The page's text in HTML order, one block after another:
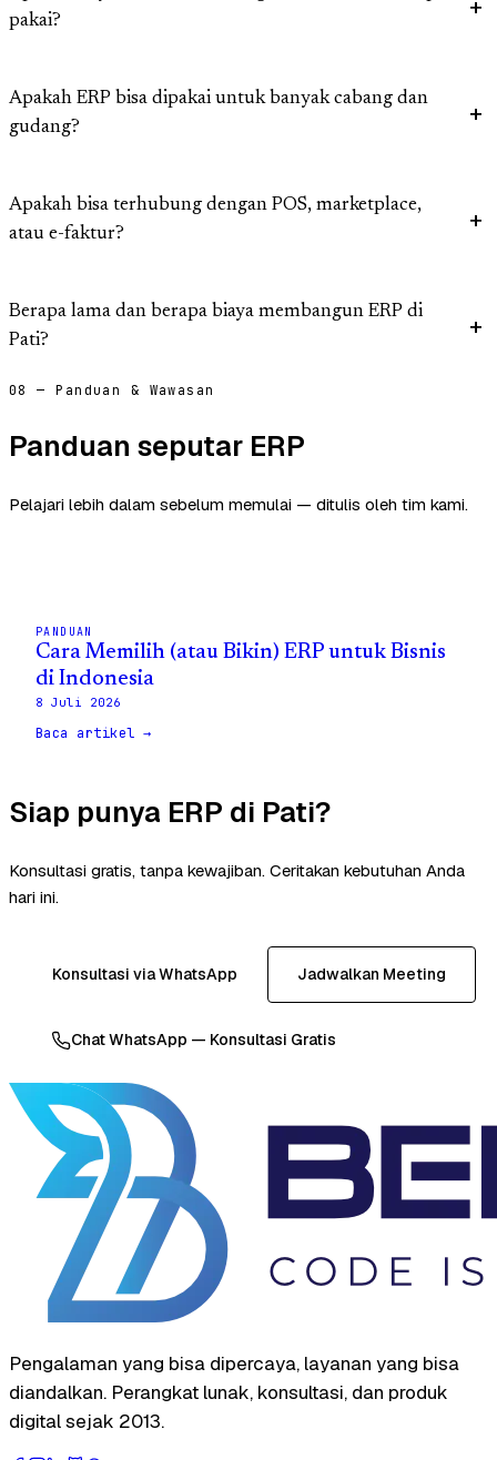
pakai?
Apakah ERP bisa dipakai untuk banyak cabang dan
gudang?
Apakah bisa terhubung dengan POS, marketplace,
atau e-faktur?
Berapa lama dan berapa biaya membangun ERP di
Pati?
08 — Panduan & Wawasan
Panduan seputar ERP
Pelajari lebih dalam sebelum memulai — ditulis oleh tim kami.
PANDUAN
Cara Memilih (atau Bikin) ERP untuk Bisnis
di Indonesia
8 Juli 2026
Baca artikel →
Siap punya ERP di Pati?
Konsultasi gratis, tanpa kewajiban. Ceritakan kebutuhan Anda
hari ini.
Konsultasi via WhatsApp Jadwalkan Meeting
Chat WhatsApp — Konsultasi Gratis
Pengalaman yang bisa dipercaya, layanan yang bisa
diandalkan. Perangkat lunak, konsultasi, dan produk
digital sejak 2013.